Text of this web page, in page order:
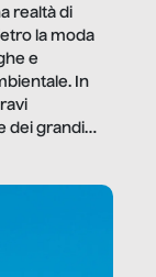
realtà di
la moda
e
In
dei grandi